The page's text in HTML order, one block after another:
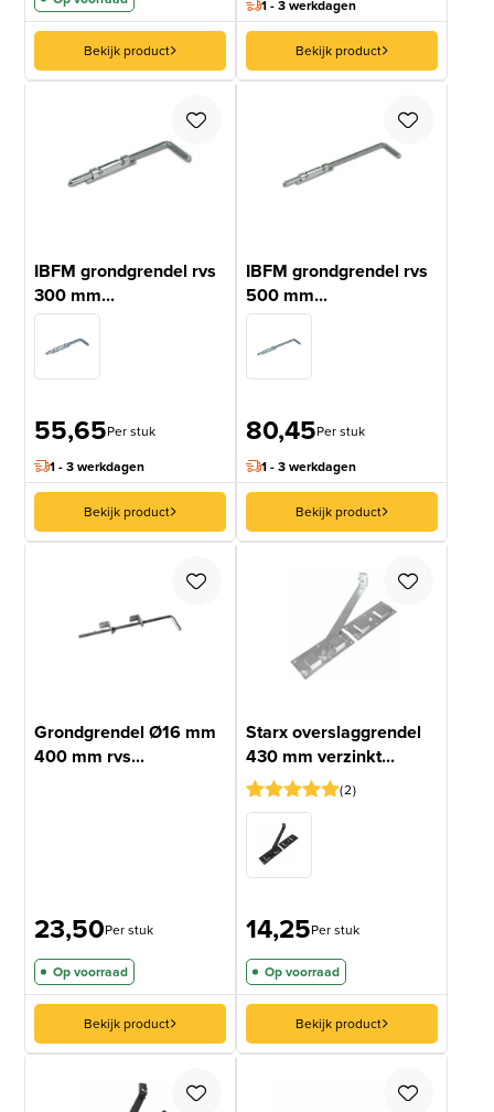
Bekijk product
1 - 3 werkdagen
Bekijk product
IBFM grondgrendel rvs
300 mm...
55,65Per stuk
1 - 3 werkdagen
Bekijk product
IBFM grondgrendel rvs
500 mm...
80,45Per stuk
1 - 3 werkdagen
Bekijk product
Grondgrendel Ø16 mm
400 mm rvs...
23,50Per stuk
Op voorraad
Bekijk product
Starx overslaggrendel
430 mm verzinkt...
Gewaardeerd
op 5
gebaseerd
op
2
2
14,25Per stuk
Op voorraad
Bekijk product